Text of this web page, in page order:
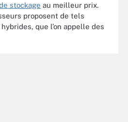
stockage au meilleur prix.
proposent de tels
que l’on appelle des